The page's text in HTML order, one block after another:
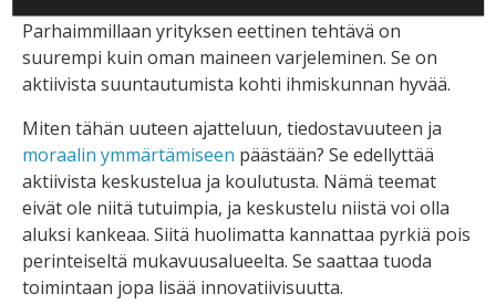
Parhaimmillaan yrityksen eettinen tehtävä on
suurempi kuin oman maineen varjeleminen. Se on
aktiivista suuntautumista kohti ihmiskunnan hyvää.
Miten tähän uuteen ajatteluun, tiedostavuuteen ja
moraalin ymmärtämiseen päästään? Se edellyttää
aktiivista keskustelua ja koulutusta. Nämä teemat
eivät ole niitä tutuimpia, ja keskustelu niistä voi olla
aluksi kankeaa. Siitä huolimatta kannattaa pyrkiä pois
perinteiseltä mukavuusalueelta. Se saattaa tuoda
toimintaan jopa lisää innovatiivisuutta.